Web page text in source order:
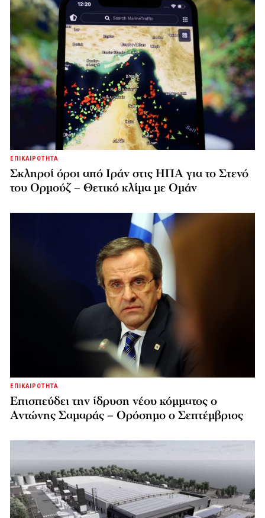
ΕΠΙΚΑΙΡΟΤΗΤΑ
Σκληροί όροι από Ιράν στις ΗΠΑ για το Στενό
του Ορμούζ – Θετικό κλίμα με Ομάν
ΕΠΙΚΑΙΡΟΤΗΤΑ
Επισπεύδει την ίδρυση νέου κόμματος o
Αντώνης Σαμαράς – Ορόσημο ο Σεπτέμβριος